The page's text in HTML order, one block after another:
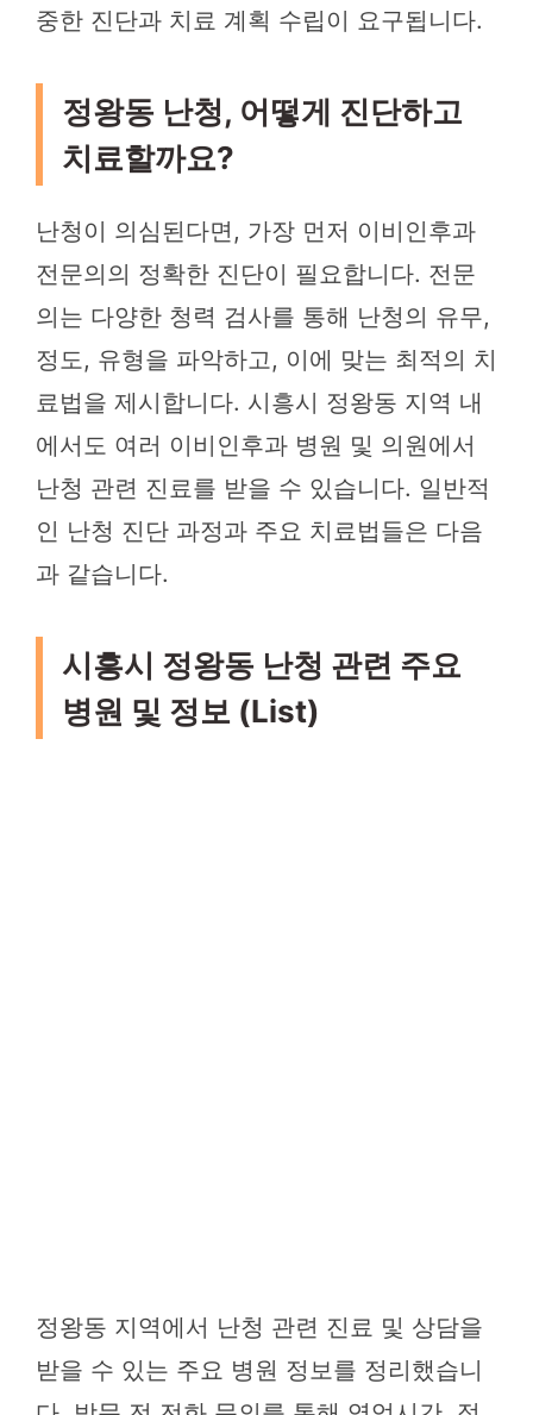
중한 진단과 치료 계획 수립이 요구됩니다.
정왕동 난청, 어떻게 진단하고
치료할까요?
난청이 의심된다면, 가장 먼저 이비인후과
전문의의 정확한 진단이 필요합니다. 전문
의는 다양한 청력 검사를 통해 난청의 유무,
정도, 유형을 파악하고, 이에 맞는 최적의 치
료법을 제시합니다. 시흥시 정왕동 지역 내
에서도 여러 이비인후과 병원 및 의원에서
난청 관련 진료를 받을 수 있습니다. 일반적
인 난청 진단 과정과 주요 치료법들은 다음
과 같습니다.
시흥시 정왕동 난청 관련 주요
병원 및 정보 (List)
정왕동 지역에서 난청 관련 진료 및 상담을
받을 수 있는 주요 병원 정보를 정리했습니